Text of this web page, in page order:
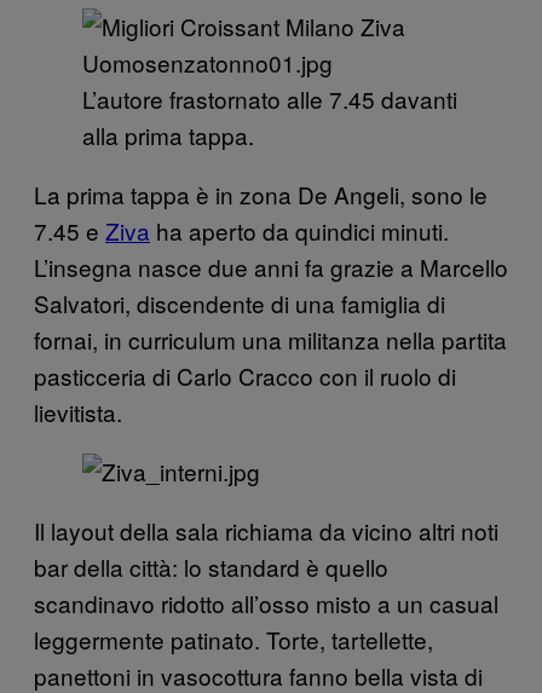
L’autore frastornato alle 7.45 davanti
alla prima tappa.
La prima tappa è in zona De Angeli, sono le
7.45 e Ziva ha aperto da quindici minuti.
L’insegna nasce due anni fa grazie a Marcello
Salvatori, discendente di una famiglia di
fornai, in curriculum una militanza nella partita
pasticceria di Carlo Cracco con il ruolo di
lievitista.
Il layout della sala richiama da vicino altri noti
bar della città: lo standard è quello
scandinavo ridotto all’osso misto a un casual
leggermente patinato. Torte, tartellette,
panettoni in vasocottura fanno bella vista di